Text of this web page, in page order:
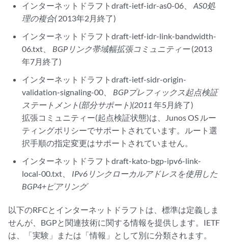
インターネットドラフトdraft-ietf-idr-as0-06、AS0処
理の複合(2013年2月終了)
インターネットドラフトdraft-ietf-idr-link-bandwidth-
06.txt、 BGPリンク帯域幅拡張コミュニティー(2013
年7月終了)
インターネットドラフトdraft-ietf-sidr-origin-
validation-signaling-00、 BGPプレフィックス起点検証
ステートメント(部分サポート)(2011 年5月終了)
拡張コミュニティー(起点検証状態)は、Junos OS ルー
ティングポリシーでサポートされています。ルート選
択手順の指定変更はサポートされていません。
インターネットドラフトdraft-kato-bgp-ipv6-link-
local-00.txt、 IPv6リンクローカルアドレスを使用した
BGP4+ピアリング
以下のRFCとインターネットドラフトは、標準は定義しま
せんが、BGPと関連技術に関する情報を提供します。IETF
は、「実験」または「情報」として別に分類されます。